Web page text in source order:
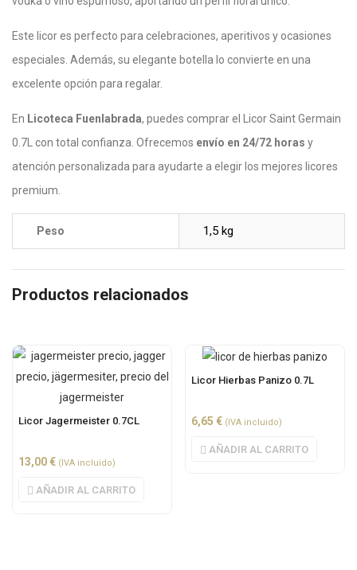
Este licor es perfecto para celebraciones, aperitivos y ocasiones
especiales. Además, su elegante botella lo convierte en una
excelente opción para regalar.
En Licoteca Fuenlabrada, puedes comprar el Licor Saint Germain
0.7L con total confianza. Ofrecemos envío en 24/72 horas y
atención personalizada para ayudarte a elegir los mejores licores
premium.
Peso 1,5 kg
Productos relacionados
Licor Jagermeister 0.7CL
13,00 € (IVA incluido)
AÑADIR AL CARRITO
Licor Hierbas Panizo 0.7L
6,65 € (IVA incluido)
AÑADIR AL CARRITO